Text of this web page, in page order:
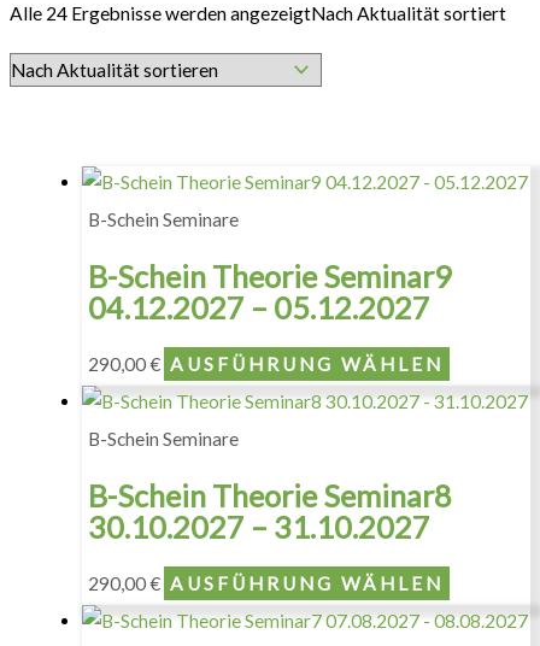
Alle 24 Ergebnisse werden angezeigtNach Aktualität sortiert
B-Schein Seminare
B-Schein Theorie Seminar9
04.12.2027 – 05.12.2027
290,00€ AUSFÜHRUNG WÄHLEN
B-Schein Seminare
B-Schein Theorie Seminar8
30.10.2027 – 31.10.2027
290,00€ AUSFÜHRUNG WÄHLEN